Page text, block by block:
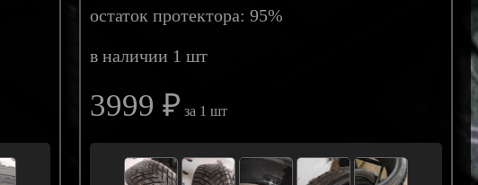
остаток протектора: 95%
в наличии 1 шт
3999 ₽ за 1 шт